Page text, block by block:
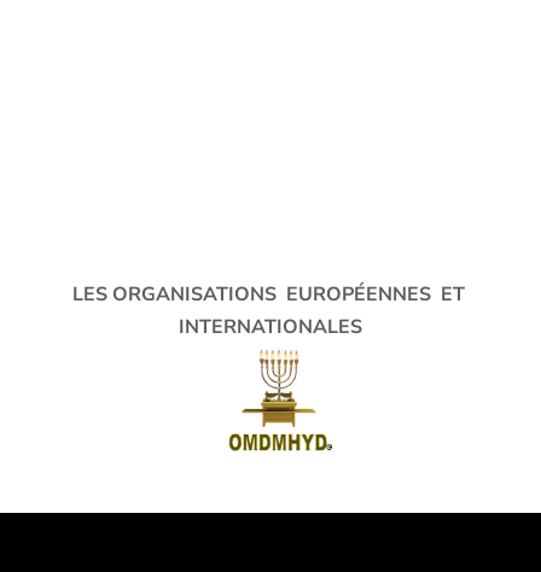
LES ORGANISATIONS EUROPÉENNES ET
INTERNATIONALES